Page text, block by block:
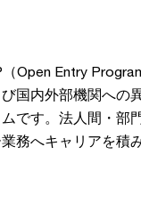
Open Entry
国内外部機関への
です。法人間・部
業務へキャリアを積